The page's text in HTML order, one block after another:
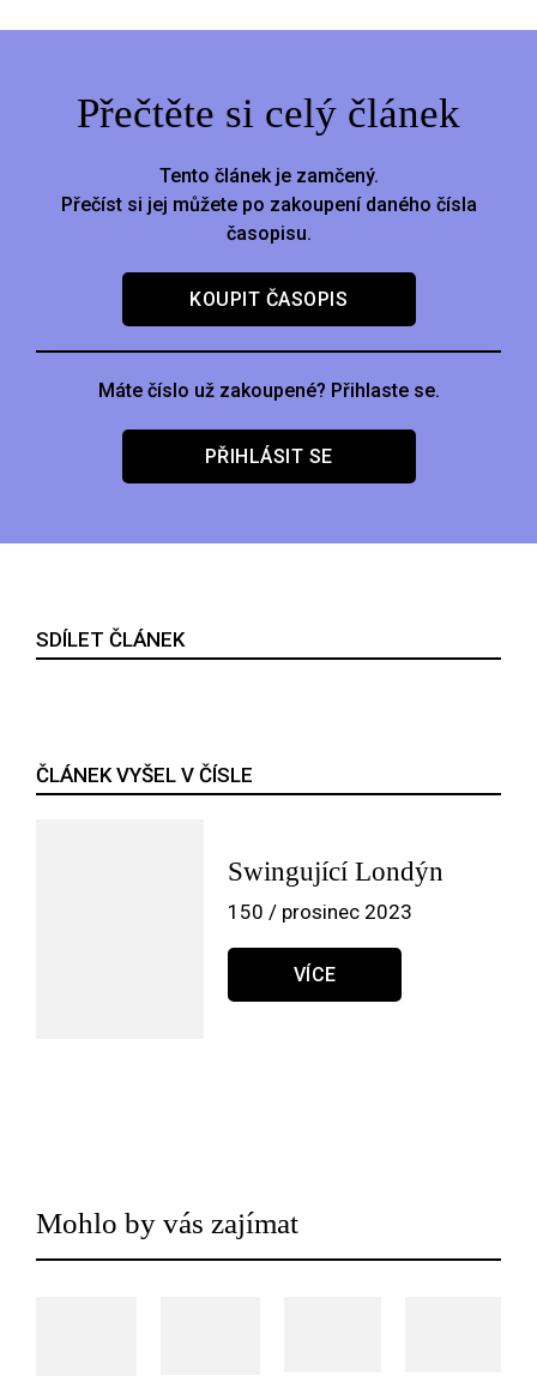
Přečtěte si celý článek
Tento článek je zamčený.
Přečíst si jej můžete po zakoupení daného čísla
časopisu.
KOUPIT ČASOPIS
Máte číslo už zakoupené? Přihlaste se.
PŘIHLÁSIT SE
SDÍLET ČLÁNEK
ČLÁNEK VYŠEL V ČÍSLE
Swingující Londýn
150 / prosinec 2023
VÍCE
Mohlo by vás zajímat